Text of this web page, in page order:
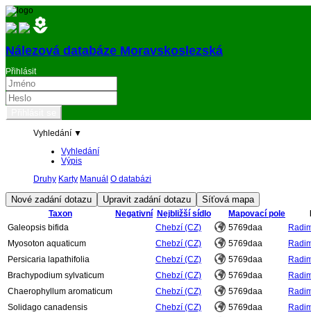
Nálezová databáze Moravskoslezská
Přihlásit
Vyhledání ▼
Vyhledání
Výpis
Druhy Karty Manuál O databázi
Taxon Negativní Nejbližší sídlo Mapovací pole
Galeopsis bifida
Chebzí (CZ) 5769daa
Myosoton aquaticum
Chebzí (CZ) 5769daa
Persicaria lapathifolia
Chebzí (CZ) 5769daa
Brachypodium sylvaticum
Chebzí (CZ) 5769daa
Chaerophyllum aromaticum
Chebzí (CZ) 5769daa
Solidago canadensis
Chebzí (CZ) 5769daa